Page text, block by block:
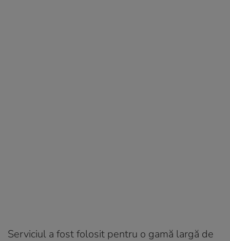
Serviciul a fost folosit pentru o gamă largă de